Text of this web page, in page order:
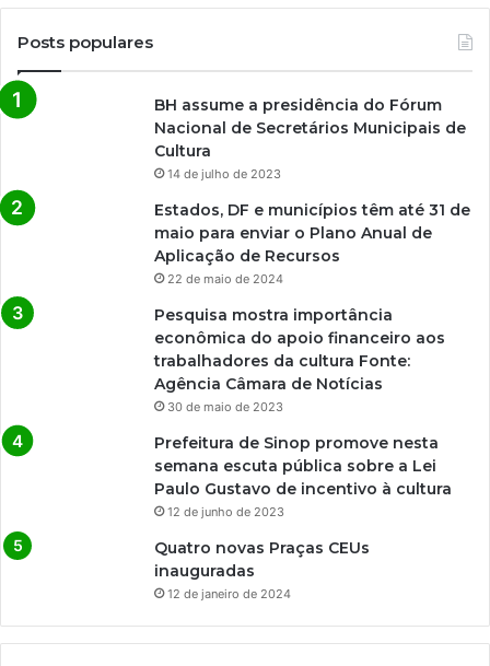
Posts populares
BH assume a presidência do Fórum
Nacional de Secretários Municipais de
Cultura
14 de julho de 2023
Estados, DF e municípios têm até 31 de
maio para enviar o Plano Anual de
Aplicação de Recursos
22 de maio de 2024
Pesquisa mostra importância
econômica do apoio financeiro aos
trabalhadores da cultura Fonte:
Agência Câmara de Notícias
30 de maio de 2023
Prefeitura de Sinop promove nesta
semana escuta pública sobre a Lei
Paulo Gustavo de incentivo à cultura
12 de junho de 2023
Quatro novas Praças CEUs
inauguradas
12 de janeiro de 2024